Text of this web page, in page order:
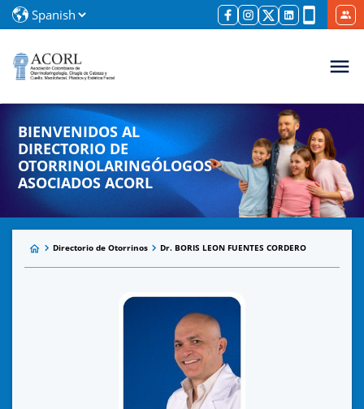
BIENVENIDOS AL
DIRECTORIO DE
OTORRINOLARINGÓLOGOS
ASOCIADOS ACORL
Directorio de Otorrinos Dr. BORIS LEON FUENTES CORDERO